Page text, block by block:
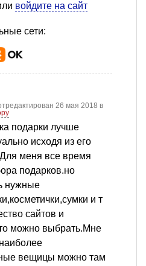
войдите на сайт
сети:
26 мая 2018 в
подарки лучше
исходя из его
меня все время
подарков.но
нужные
и т
сайтов и
можно выбрать.Мне
вещицы можно там